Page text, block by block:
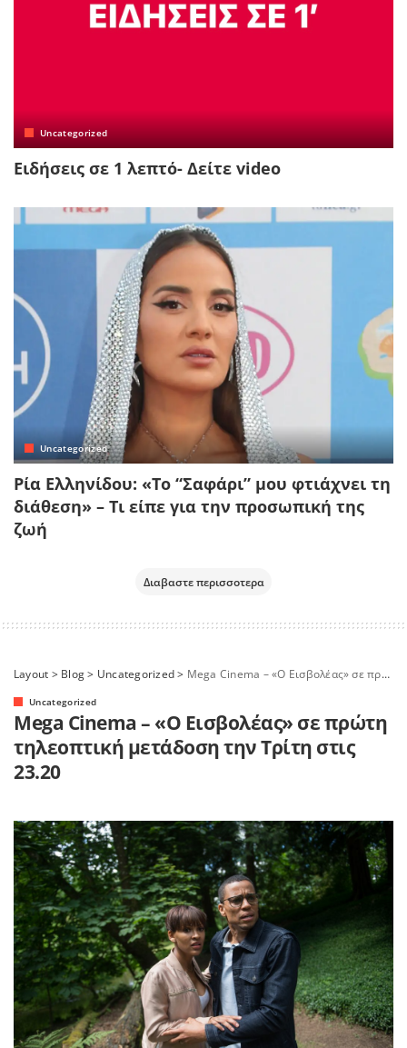
Uncategorized
Ειδήσεις σε 1 λεπτό- Δείτε video
Uncategorized
Ρία Ελληνίδου: «Το “Σαφάρι” μου φτιάχνει τη
διάθεση» – Τι είπε για την προσωπική της
ζωή
Διαβαστε περισσοτερα
Layout > Blog> Uncategorized> Mega Cinema – «O Εισβολέας» σε πρώτη τηλεοπτική μετάδοση την Τρίτη στις 23.20
Uncategorized
Mega Cinema – «O Εισβολέας» σε πρώτη
τηλεοπτική μετάδοση την Τρίτη στις
23.20